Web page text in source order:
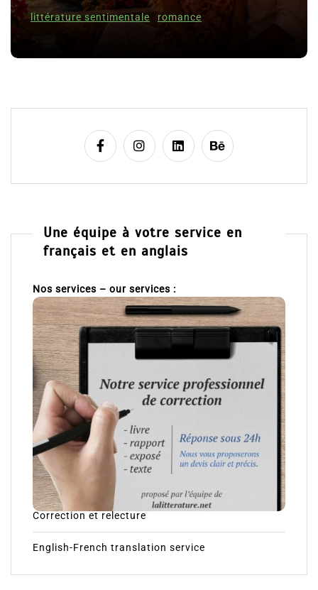
littérature sentimentale romance
Une équipe à votre service en
français et en anglais
Nos services – our services :
Correction et relecture
English-French translation service